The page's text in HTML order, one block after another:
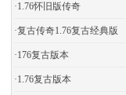
·1.76怀旧版传奇
·复古传奇1.76复古经典版
·176复古版本
·1.76复古版本